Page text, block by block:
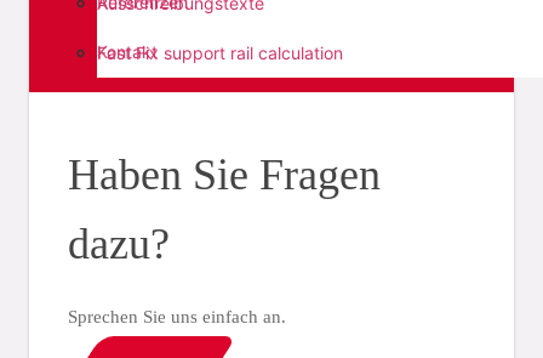
Fast Fix support rail calculation
Kontakt
Haben Sie Fragen
dazu?
Sprechen Sie uns einfach an.